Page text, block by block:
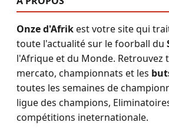
Onze d'Afrikest votre site qui
toute l'actualité sur le foorball du
l'Afrique et du Monde. Retrouvez
mercato, championnats et les
toutes les semaines de
ligue des champions,
compétitions ineternationale.